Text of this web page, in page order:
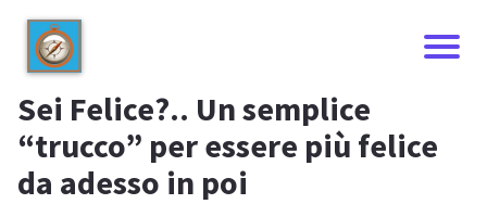
Sei Felice?.. Un semplice
“trucco” per essere più felice
da adesso in poi